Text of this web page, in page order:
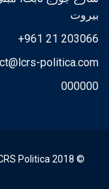
بيروت
+961 21 203066
politica.com
000000
© 2018 LCRS Politica جميع الحقوق محفوظة. بواسطة